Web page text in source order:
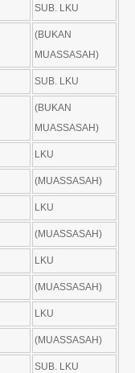
SUB. LKU
(BUKAN
MUASSASAH)
SUB. LKU
(BUKAN
MUASSASAH)
LKU
(MUASSASAH)
LKU
(MUASSASAH)
LKU
(MUASSASAH)
LKU
(MUASSASAH)
SUB. LKU